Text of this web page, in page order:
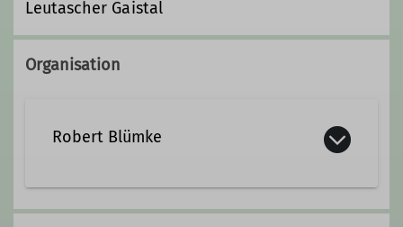
Leutascher Gaistal
Organisation
Robert Blümke
08024/476847 0176/51569933